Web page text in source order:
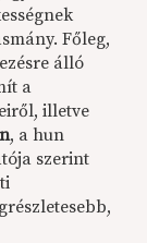
Főleg,
álló
a
illetve
, a hun
szerint